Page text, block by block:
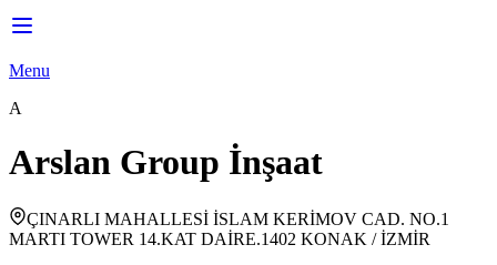
Menu
A
Arslan Group İnşaat
ÇINARLI MAHALLESİ İSLAM KERİMOV CAD. NO.1
MARTI TOWER 14.KAT DAİRE.1402 KONAK / İZMİR